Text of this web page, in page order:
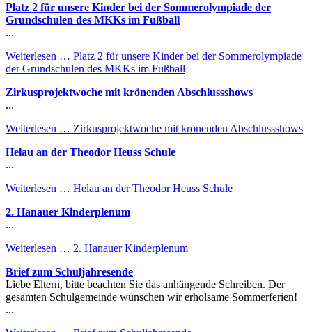
Platz 2 für unsere Kinder bei der Sommerolympiade der
Grundschulen des MKKs im Fußball
...
Weiterlesen … Platz 2 für unsere Kinder bei der Sommerolympiade
der Grundschulen des MKKs im Fußball
Zirkusprojektwoche mit krönenden Abschlussshows
...
Weiterlesen … Zirkusprojektwoche mit krönenden Abschlussshows
Helau an der Theodor Heuss Schule
...
Weiterlesen … Helau an der Theodor Heuss Schule
2. Hanauer Kinderplenum
...
Weiterlesen … 2. Hanauer Kinderplenum
Brief zum Schuljahresende
Liebe Eltern, bitte beachten Sie das anhängende Schreiben. Der
gesamten Schulgemeinde wünschen wir erholsame Sommerferien!
...